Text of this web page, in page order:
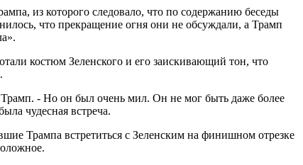
из которого следовало, что по содержанию беседы
что прекращение огня они не обсуждали, а Трамп
костюм Зеленского и его заискивающий тон, что
- Но он был очень мил. Он не мог быть даже более
чудесная встреча.
Трампа встретиться с Зеленским на финишном отрезке